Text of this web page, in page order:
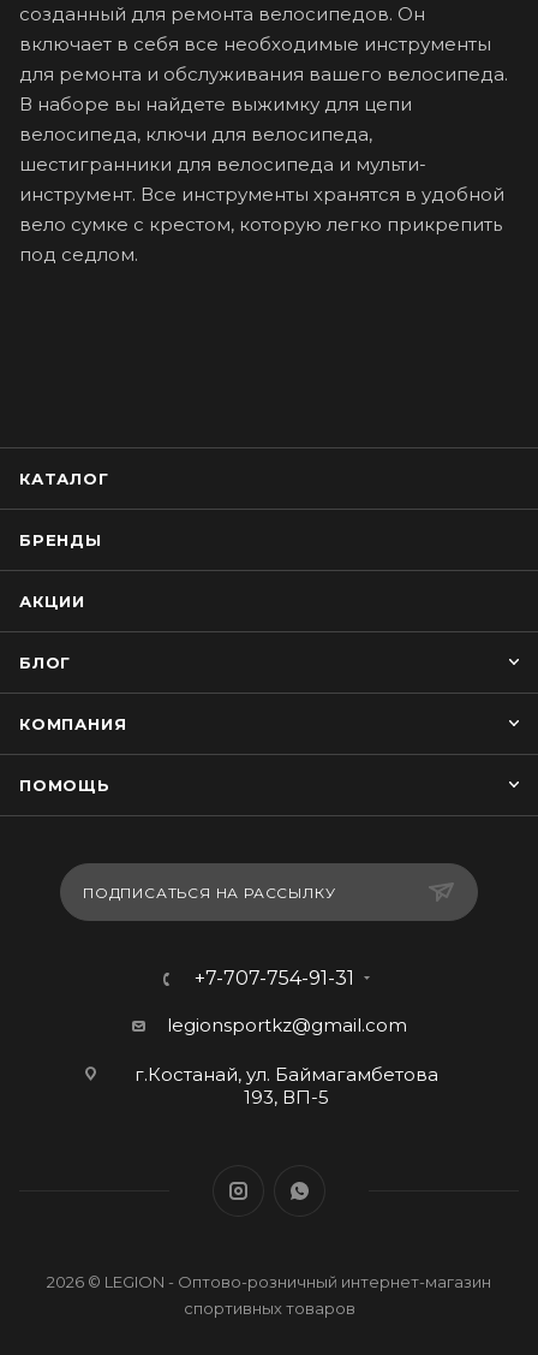
созданный для ремонта велосипедов. Он
включает в себя все необходимые инструменты
для ремонта и обслуживания вашего велосипеда.
В наборе вы найдете выжимку для цепи
велосипеда, ключи для велосипеда,
шестигранники для велосипеда и мульти-
инструмент. Все инструменты хранятся в удобной
вело сумке с крестом, которую легко прикрепить
под седлом.
КАТАЛОГ
БРЕНДЫ
АКЦИИ
БЛОГ
КОМПАНИЯ
ПОМОЩЬ
ПОДПИСАТЬСЯ НА РАССЫЛКУ
+7-707-754-91-31
legionsportkz@gmail.com
г.Костанай, ул. Баймагамбетова
193, ВП-5
2026 © LEGION - Оптово-розничный интернет-магазин
спортивных товаров